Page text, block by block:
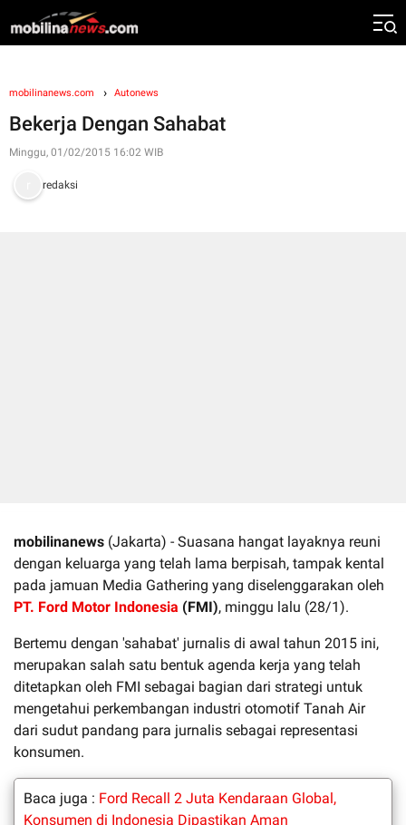
mobilinanews.com Autonews
Bekerja Dengan Sahabat
Minggu, 01/02/2015 16:02 WIB
redaksi
mobilinanews (Jakarta) - Suasana hangat layaknya reuni
dengan keluarga yang telah lama berpisah, tampak kental
pada jamuan Media Gathering yang diselenggarakan oleh
PT. Ford Motor Indonesia (FMI), minggu lalu (28/1).
Bertemu dengan 'sahabat' jurnalis di awal tahun 2015 ini,
merupakan salah satu bentuk agenda kerja yang telah
ditetapkan oleh FMI sebagai bagian dari strategi untuk
mengetahui perkembangan industri otomotif Tanah Air
dari sudut pandang para jurnalis sebagai representasi
konsumen.
Baca juga : Ford Recall 2 Juta Kendaraan Global,
Konsumen di Indonesia Dipastikan Aman